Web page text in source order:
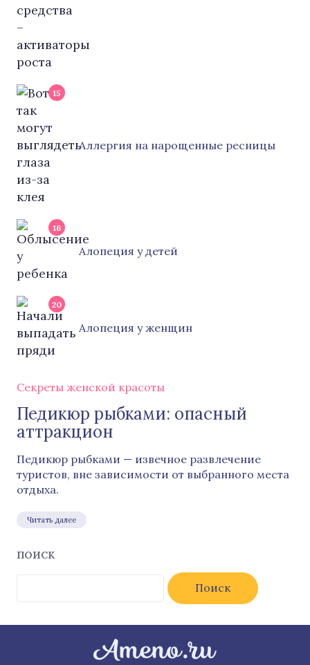
15
Аллергия на нарощенные ресницы
16
Алопеция у детей
20
Алопеция у женщин
Секреты женской красоты
Педикюр рыбками: опасный
аттракцион
Педикюр рыбками — извечное развлечение
туристов, вне зависимости от выбранного места
отдыха.
Читать далее
ПОИСК